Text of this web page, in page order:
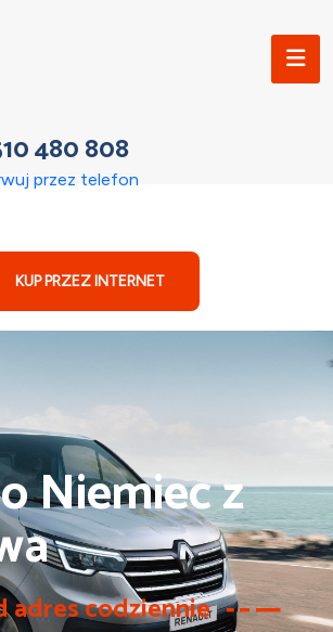
480 808
przez telefon
KUP PRZEZ INTERNET
Niemiec z
adres codziennie